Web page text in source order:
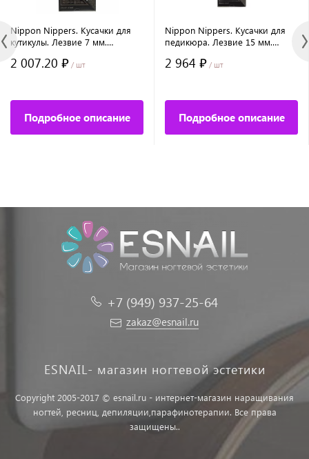
Nippon Nippers. Кусачки для
кутикулы. Лезвие 7 мм.
2 007.20 ₽ / шт
Подробное описание
Nippon Nippers. Кусачки для
педикюра. Лезвие 15 мм.
заточка.
2 964 ₽ / шт
Подробное описание
+7 (949) 937-25-64
zakaz@esnail.ru
ESNAIL- магазин ногтевой эстетики
Copyright 2005-2017 © esnail.ru - интернет-магазин наращивания
ногтей, ресниц, депиляции,парафинотерапии. Все права
защищены..